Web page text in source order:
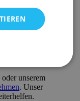
und
Emob und
der kostenlosen
ist die Möglichkeit
Zahlung.
unserem
. Unser